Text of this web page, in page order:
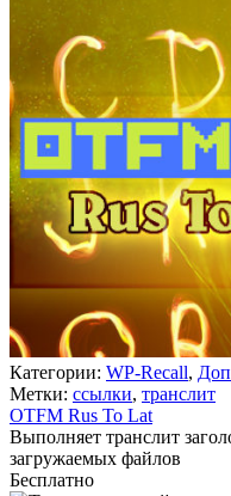
Категории: WP-Recall,
Метки: ссылки, транслит
OTFM Rus To Lat
Выполняет транслит
загружаемых файлов
Бесплатно